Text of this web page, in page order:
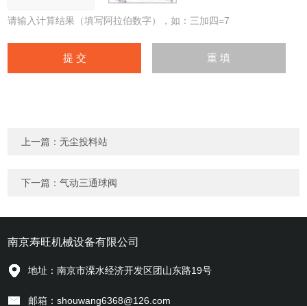
请输入计算结果（填写阿拉伯数字），如：三加四=7
上一篇：无尘投料站
下一篇：气动三通球阀
南京寿旺机械设备有限公司
地址：南京市溧水经济开发区团山东路19号
邮箱：shouwang6368@126.com